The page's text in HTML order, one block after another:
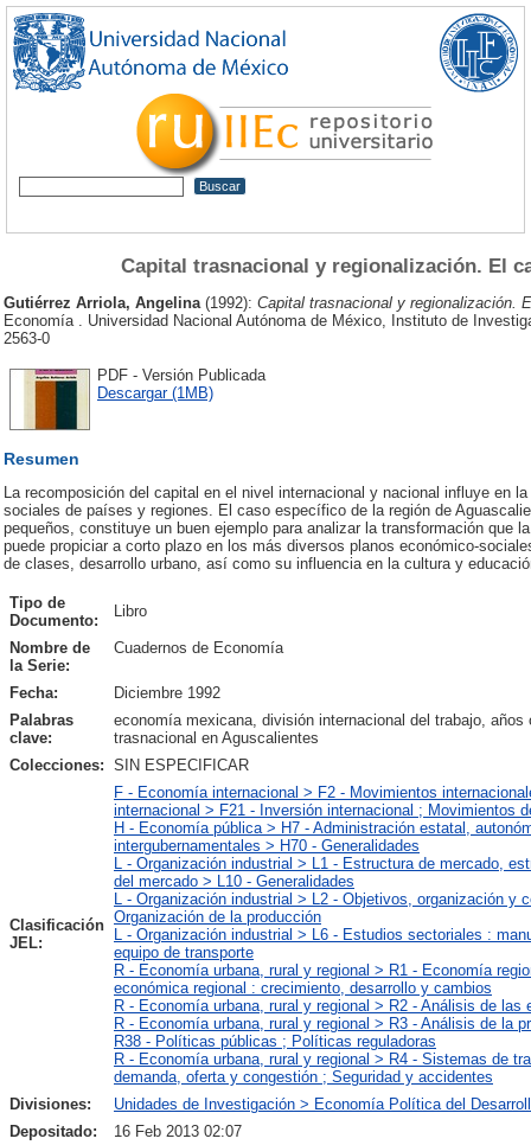
Capital trasnacional y regionalización. El
Gutiérrez Arriola, Angelina (1992): Capital trasnacional y regionalización.
Economía . Universidad Nacional Autónoma de México, Instituto de
2563-0
PDF - Versión Publicada
Descargar (1MB)
Resumen
La recomposición del capital en el nivel internacional y nacional influye en
sociales de países y regiones. El caso específico de la región de
pequeños, constituye un buen ejemplo para analizar la transformación que
puede propiciar a corto plazo en los más diversos planos económico-
de clases, desarrollo urbano, así como su influencia en la cultura y
Tipo de
Documento:
Libro
Nombre de
la Serie:
Cuadernos de Economía
Fecha:
Diciembre 1992
Palabras
clave:
economía mexicana, división internacional del trabajo,
trasnacional en Aguscalientes
Colecciones: SIN ESPECIFICAR
Clasificación
JEL:
F - Economía internacional > F2 - Movimientos
internacional > F21 - Inversión internacional ; Movimientos
H - Economía pública > H7 - Administración estatal,
intergubernamentales > H70 - Generalidades
L - Organización industrial > L1 - Estructura de mercado,
del mercado > L10 - Generalidades
L - Organización industrial > L2 - Objetivos, organización y
Organización de la producción
L - Organización industrial > L6 - Estudios sectoriales :
equipo de transporte
R - Economía urbana, rural y regional > R1 - Economía
económica regional : crecimiento, desarrollo y cambios
R - Economía urbana, rural y regional > R2 - Análisis de
R - Economía urbana, rural y regional > R3 - Análisis de la
R38 - Políticas públicas ; Políticas reguladoras
R - Economía urbana, rural y regional > R4 - Sistemas de
demanda, oferta y congestión ; Seguridad y accidentes
Divisiones:
Unidades de Investigación > Economía Política del
Depositado:
16 Feb 2013 02:07